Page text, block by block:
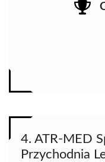
4. ATR-MED
Przychodnia